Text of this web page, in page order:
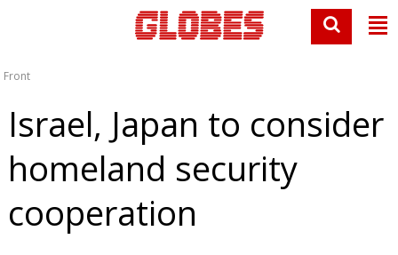
Front
Israel, Japan to consider
homeland security
cooperation